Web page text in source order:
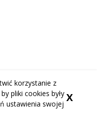
korzystanie z
pliki cookies były
ustawienia swojej X